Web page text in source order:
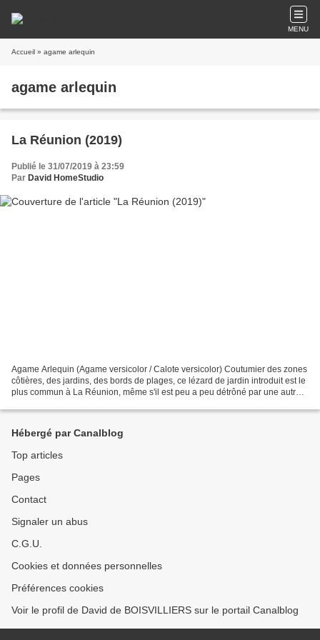
MENU
Accueil » agame arlequin
agame arlequin
La Réunion (2019)
Publié le 31/07/2019 à 23:59
Par David HomeStudio
Agame Arlequin (Agame versicolor / Calote versicolor) Coutumier des zones
côtières, des jardins, des bords de plages, ce lézard de jardin introduit est le
plus commun à La Réunion, même s'il est peu a peu détrôné par une autre
Hébergé par Canalblog
Top articles
Pages
Contact
Signaler un abus
C.G.U.
Cookies et données personnelles
Préférences cookies
Voir le profil de David de BOISVILLIERS sur le portail Canalblog